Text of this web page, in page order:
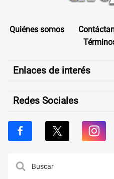
Quiénes somos
Enlaces de interés
Redes Sociales